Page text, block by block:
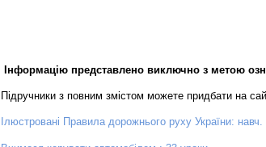
Інформацію представлено виключно з метою
Підручники з повним змістом можете придбати на
Ілюстровані Правила дорожнього руху України: